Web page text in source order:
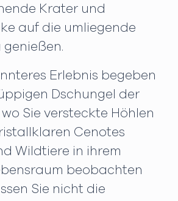
Krater und
auf die umliegende
genießen.
Erlebnis begeben
Dschungel der
Sie versteckte Höhlen
Cenotes
Wildtiere in ihrem
beobachten
Sie nicht die